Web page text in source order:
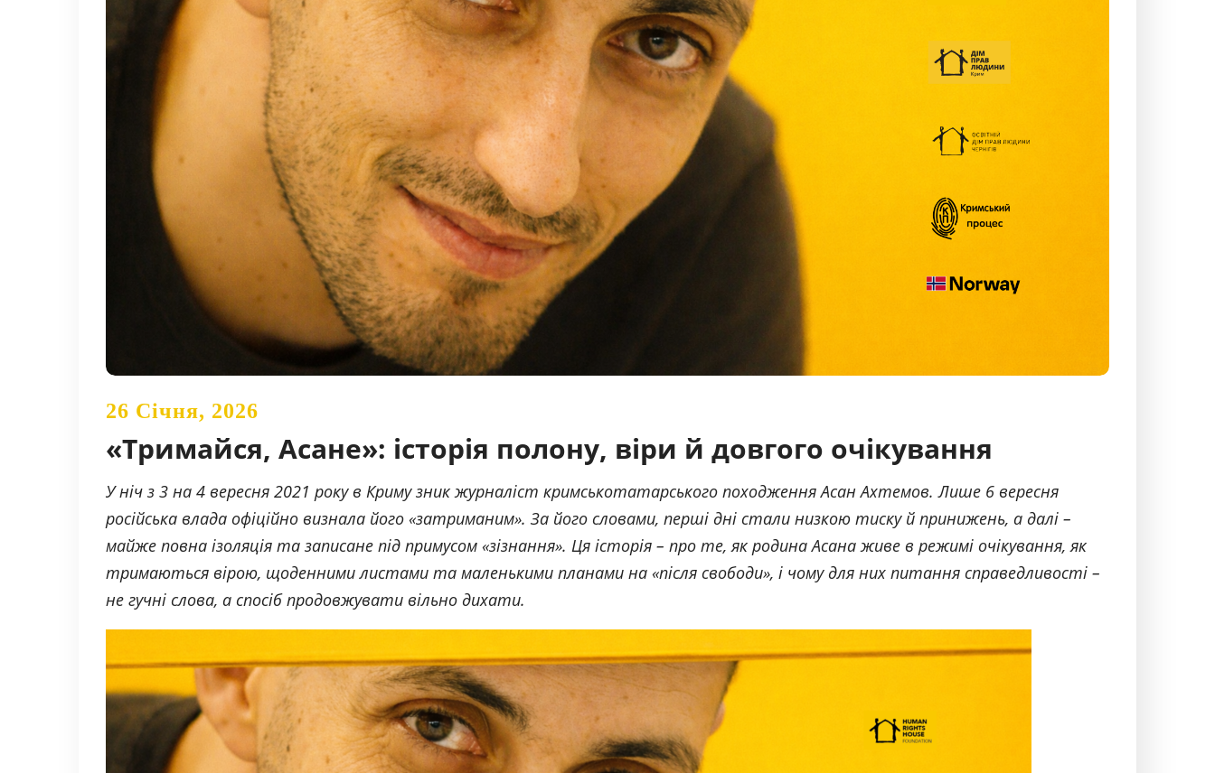
26 Січня, 2026
«Тримайся, Асане»: історія полону, віри й довгого очікування
У ніч з 3 на 4 вересня 2021 року в Криму зник журналіст кримськотатарського походження Асан Ахтемов. Лише 6 вересня
російська влада офіційно визнала його «затриманим». За його словами, перші дні стали низкою тиску й принижень, а далі –
майже повна ізоляція та записане під примусом «зізнання». Ця історія – про те, як родина Асана живе в режимі очікування, як
тримаються вірою, щоденними листами та маленькими планами на «після свободи», і чому для них питання справедливості –
не гучні слова, а спосіб продовжувати вільно дихати.